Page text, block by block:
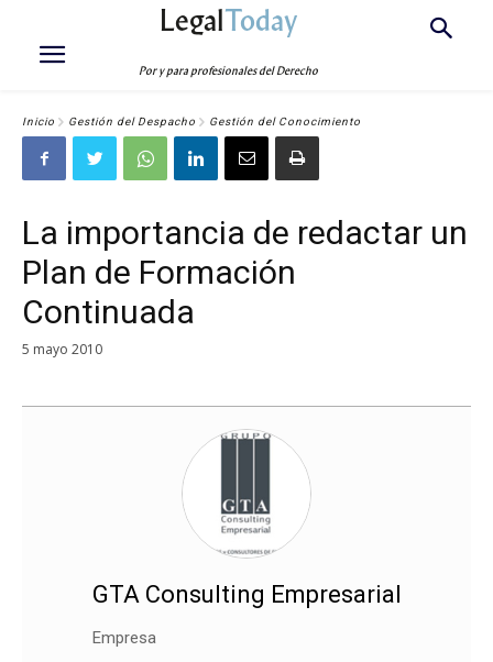
LegalToday
Por y para profesionales del Derecho
Inicio Gestión del Despacho Gestión del Conocimiento
La importancia de redactar un
Plan de Formación
Continuada
5 mayo 2010
GTA Consulting Empresarial
Empresa